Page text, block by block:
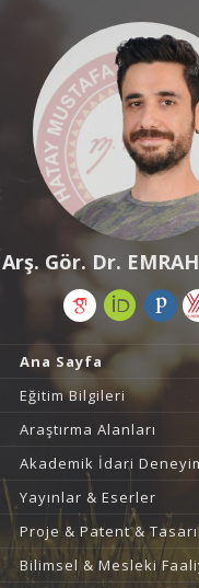
Arş. Gör. Dr.
Ana Sayfa
Eğitim Bilgileri
Araştırma Alanları
Akademik İdari
Yayınlar & Eserler
Proje & Patent &
Bilimsel & Mesleki